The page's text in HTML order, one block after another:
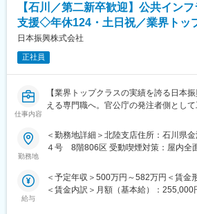
要に応じ、見積作成・作図等を支援す
すのでご安心ください。
■取り扱い商品:
※全てを取り扱っているのは、総合電機
けです！
■求人の特徴：
・高い開発力と豊富な商品ラインナッ
働き方改革の文脈で、勤怠管理を徹底(
よう、事務所の入退室時間をシステム
【石川／第二新卒歓迎】公共イン
支援◇年休124・土日祝／業界トッ
日本振興株式会社
正社員
仕事内容
【業界トップクラスの実績を誇る日本
える専門職へ。官公庁の発注者側として
■日本振興について：
・公共インフラ分野で業界トップクラス
た業界トップクラスの企業です。長年
重ねており、未経験からでも「社会に
勤務地
＜勤務地詳細＞北陸支店住所：石川県
４号 8階806区 受動喫煙対策：屋内全
給与
＜予定年収＞500万円～582万円＜賃金
＜賃金内訳＞月額（基本給）：255,000